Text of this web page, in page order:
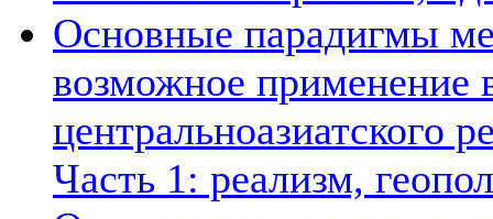
Основные парадигмы
возможное применение
центральноазиатского
Часть 1: реализм,